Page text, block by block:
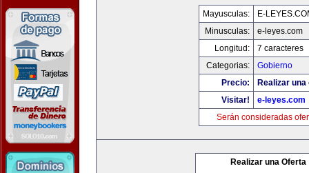
Mayusculas:
E-
Minusculas:
e-leyes.com
Longitud:
7 caracteres
Categorias:
Gobierno
Precio:
Realizar
Visitar!
e-leyes.com
Serán consideradas
Realizar una Oferta